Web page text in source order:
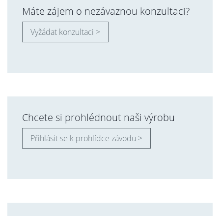
Máte zájem o nezávaznou konzultaci?
Vyžádat konzultaci >
Chcete si prohlédnout naši výrobu
Přihlásit se k prohlídce závodu >